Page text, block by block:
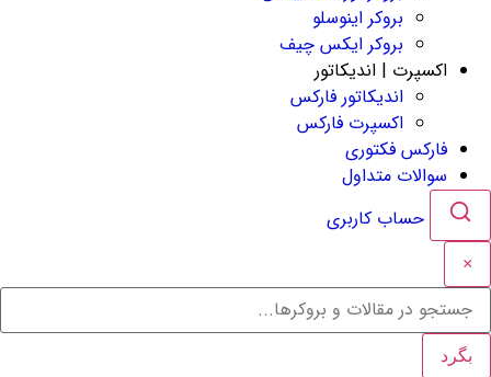
بروکر اینوسلو
بروکر ایکس چیف
اکسپرت | اندیکاتور
اندیکاتور فارکس
اکسپرت فارکس
فارکس فکتوری
سوالات متداول
حساب کاربری
×
بگرد